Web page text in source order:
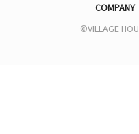
COMPANY
©VILLAGE